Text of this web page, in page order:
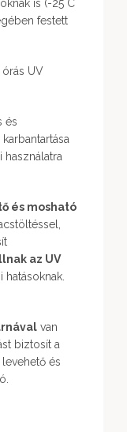
is (-25 C
festett
órás UV
és
és mosható
az UV
van
biztosít a
és